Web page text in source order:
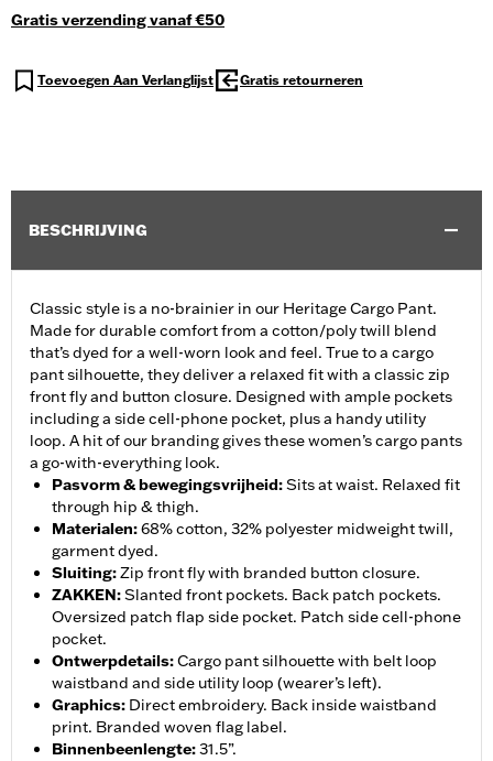
Gratis verzending vanaf €50
Toevoegen Aan Verlanglijst Gratis retourneren
BESCHRIJVING
Classic style is a no-brainier in our Heritage Cargo Pant.
Made for durable comfort from a cotton/poly twill blend
that’s dyed for a well-worn look and feel. True to a cargo
pant silhouette, they deliver a relaxed fit with a classic zip
front fly and button closure. Designed with ample pockets
including a side cell-phone pocket, plus a handy utility
loop. A hit of our branding gives these women’s cargo pants
a go-with-everything look.
Pasvorm & bewegingsvrijheid:Sits at waist. Relaxed fit
through hip & thigh.
Materialen:68% cotton, 32% polyester midweight twill,
garment dyed.
Sluiting:Zip front fly with branded button closure.
ZAKKEN:Slanted front pockets. Back patch pockets.
Oversized patch flap side pocket. Patch side cell-phone
pocket.
Ontwerpdetails:Cargo pant silhouette with belt loop
waistband and side utility loop (wearer’s left).
Graphics: Direct embroidery. Back inside waistband
print. Branded woven flag label.
Binnenbeenlengte:31.5”.